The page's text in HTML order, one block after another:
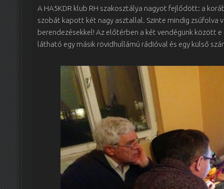
A HA5KDR klub RH szakosztálya nagyot fejlődött: a
szobát kapott két nagy asztallal. Szinte mindig zsúfolva
berendezésekkel! Az előtérben a két vendégünk között e
látható egy másik rövidhullámú rádióval és egy külső